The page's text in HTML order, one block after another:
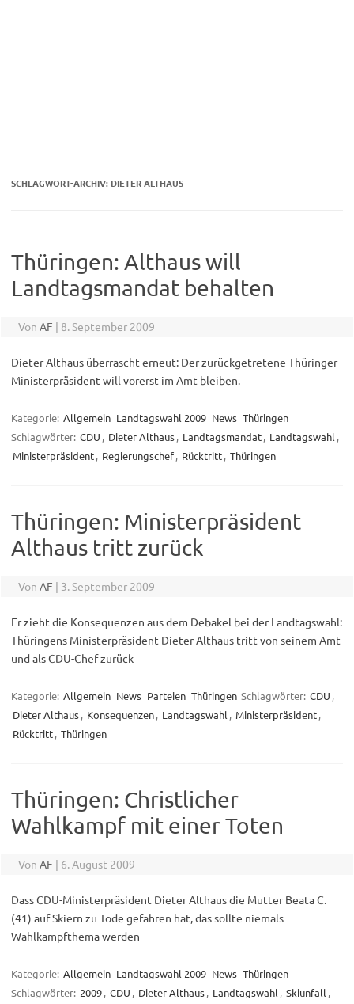
SCHLAGWORT-ARCHIV: DIETER ALTHAUS
Thüringen: Althaus will
Landtagsmandat behalten
Von AF | 8. September 2009
Dieter Althaus überrascht erneut: Der zurückgetretene Thüringer
Ministerpräsident will vorerst im Amt bleiben.
Kategorie: Allgemein Landtagswahl 2009 News Thüringen
Schlagwörter: CDU , Dieter Althaus, Landtagsmandat, Landtagswahl ,
Ministerpräsident, Regierungschef, Rücktritt, Thüringen
Thüringen: Ministerpräsident
Althaus tritt zurück
Von AF | 3. September 2009
Er zieht die Konsequenzen aus dem Debakel bei der Landtagswahl:
Thüringens Ministerpräsident Dieter Althaus tritt von seinem Amt
und als CDU-Chef zurück
Kategorie: Allgemein News Parteien Thüringen Schlagwörter: CDU ,
Dieter Althaus, Konsequenzen, Landtagswahl , Ministerpräsident,
Rücktritt, Thüringen
Thüringen: Christlicher
Wahlkampf mit einer Toten
Von AF | 6. August 2009
Dass CDU-Ministerpräsident Dieter Althaus die Mutter Beata C.
(41) auf Skiern zu Tode gefahren hat, das sollte niemals
Wahlkampfthema werden
Kategorie: Allgemein Landtagswahl 2009 News Thüringen
Schlagwörter: 2009, CDU , Dieter Althaus, Landtagswahl , Skiunfall ,